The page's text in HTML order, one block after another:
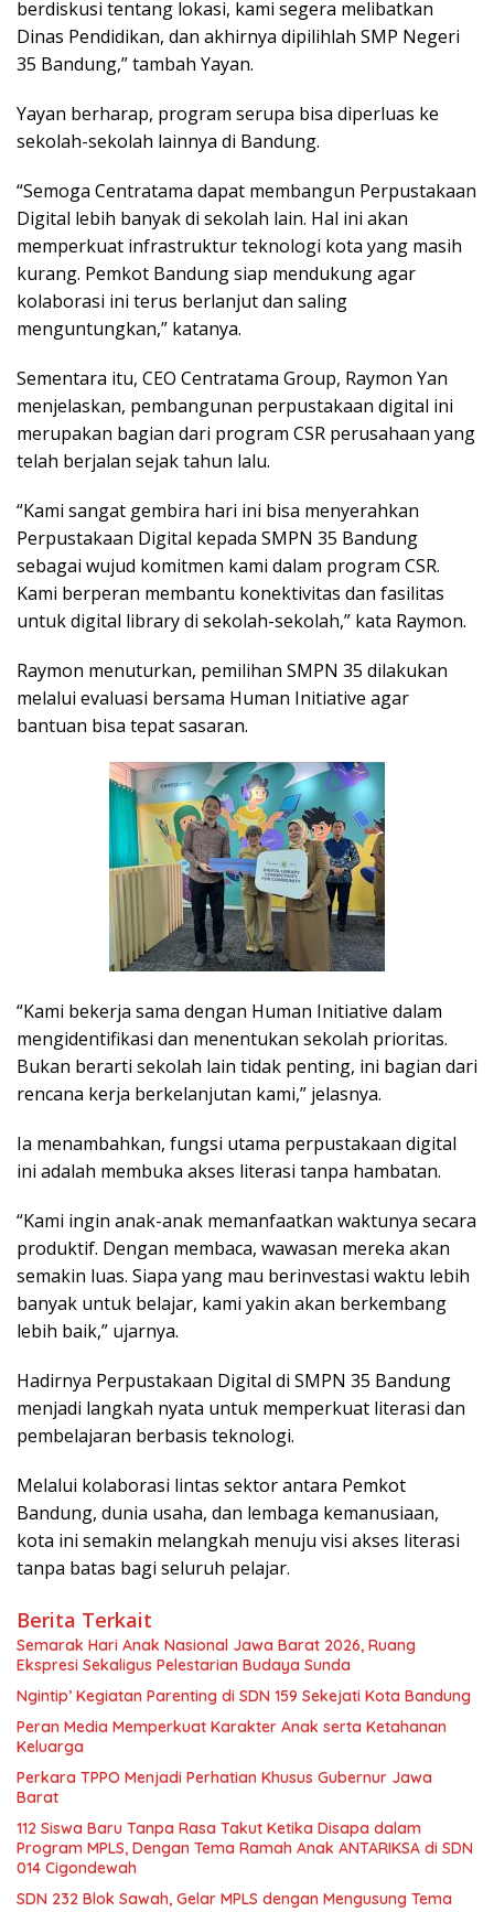
berdiskusi tentang lokasi, kami segera melibatkan
Dinas Pendidikan, dan akhirnya dipilihlah SMP Negeri
35 Bandung,” tambah Yayan.
Yayan berharap, program serupa bisa diperluas ke
sekolah-sekolah lainnya di Bandung.
“Semoga Centratama dapat membangun Perpustakaan
Digital lebih banyak di sekolah lain. Hal ini akan
memperkuat infrastruktur teknologi kota yang masih
kurang. Pemkot Bandung siap mendukung agar
kolaborasi ini terus berlanjut dan saling
menguntungkan,” katanya.
Sementara itu, CEO Centratama Group, Raymon Yan
menjelaskan, pembangunan perpustakaan digital ini
merupakan bagian dari program CSR perusahaan yang
telah berjalan sejak tahun lalu.
“Kami sangat gembira hari ini bisa menyerahkan
Perpustakaan Digital kepada SMPN 35 Bandung
sebagai wujud komitmen kami dalam program CSR.
Kami berperan membantu konektivitas dan fasilitas
untuk digital library di sekolah-sekolah,” kata Raymon.
Raymon menuturkan, pemilihan SMPN 35 dilakukan
melalui evaluasi bersama Human Initiative agar
bantuan bisa tepat sasaran.
“Kami bekerja sama dengan Human Initiative dalam
mengidentifikasi dan menentukan sekolah prioritas.
Bukan berarti sekolah lain tidak penting, ini bagian dari
rencana kerja berkelanjutan kami,” jelasnya.
Ia menambahkan, fungsi utama perpustakaan digital
ini adalah membuka akses literasi tanpa hambatan.
“Kami ingin anak-anak memanfaatkan waktunya secara
produktif. Dengan membaca, wawasan mereka akan
semakin luas. Siapa yang mau berinvestasi waktu lebih
banyak untuk belajar, kami yakin akan berkembang
lebih baik,” ujarnya.
Hadirnya Perpustakaan Digital di SMPN 35 Bandung
menjadi langkah nyata untuk memperkuat literasi dan
pembelajaran berbasis teknologi.
Melalui kolaborasi lintas sektor antara Pemkot
Bandung, dunia usaha, dan lembaga kemanusiaan,
kota ini semakin melangkah menuju visi akses literasi
tanpa batas bagi seluruh pelajar.
Berita Terkait
Semarak Hari Anak Nasional Jawa Barat 2026, Ruang
Ekspresi Sekaligus Pelestarian Budaya Sunda
Ngintip’ Kegiatan Parenting di SDN 159 Sekejati Kota Bandung
Peran Media Memperkuat Karakter Anak serta Ketahanan
Keluarga
Perkara TPPO Menjadi Perhatian Khusus Gubernur Jawa
Barat
112 Siswa Baru Tanpa Rasa Takut Ketika Disapa dalam
Program MPLS, Dengan Tema Ramah Anak ANTARIKSA di SDN
014 Cigondewah
SDN 232 Blok Sawah, Gelar MPLS dengan Mengusung Tema